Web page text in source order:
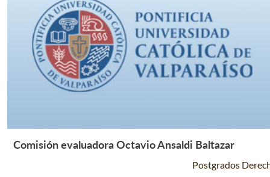
Leer Más +
Comisión evaluadora Octavio Ansaldi Baltazar
Postgrados